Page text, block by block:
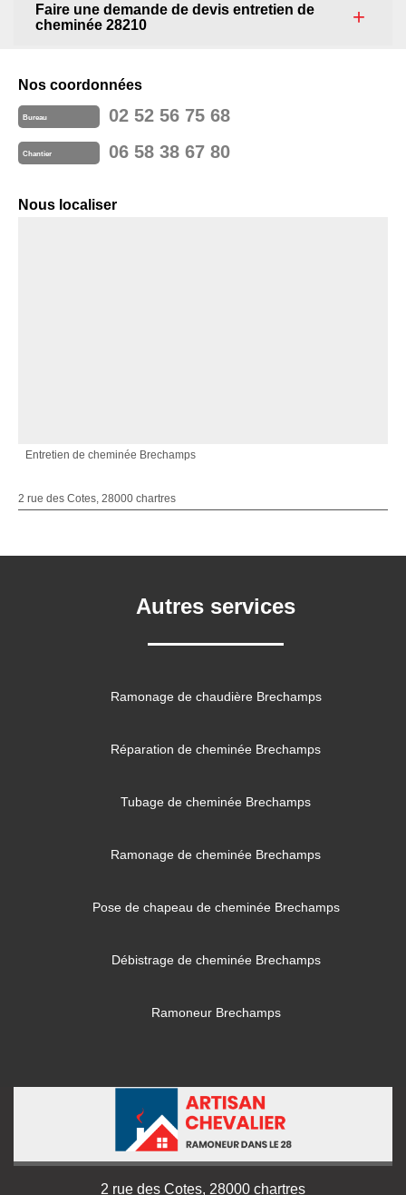
Faire une demande de devis entretien de
cheminée 28210
Nos coordonnées
Bureau 02 52 56 75 68
Chantier 06 58 38 67 80
Nous localiser
Entretien de cheminée Brechamps
2 rue des Cotes, 28000 chartres
Autres services
Ramonage de chaudière Brechamps
Réparation de cheminée Brechamps
Tubage de cheminée Brechamps
Ramonage de cheminée Brechamps
Pose de chapeau de cheminée Brechamps
Débistrage de cheminée Brechamps
Ramoneur Brechamps
2 rue des Cotes, 28000 chartres